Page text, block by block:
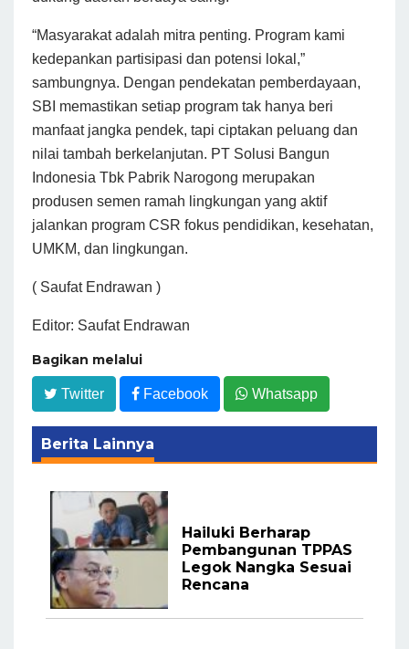
“Masyarakat adalah mitra penting. Program kami
kedepankan partisipasi dan potensi lokal,”
sambungnya. Dengan pendekatan pemberdayaan,
SBI memastikan setiap program tak hanya beri
manfaat jangka pendek, tapi ciptakan peluang dan
nilai tambah berkelanjutan. PT Solusi Bangun
Indonesia Tbk Pabrik Narogong merupakan
produsen semen ramah lingkungan yang aktif
jalankan program CSR fokus pendidikan, kesehatan,
UMKM, dan lingkungan.
( Saufat Endrawan )
Editor: Saufat Endrawan
Bagikan melalui
Twitter Facebook Whatsapp
Berita Lainnya
Hailuki Berharap
Pembangunan TPPAS
Legok Nangka Sesuai
Rencana